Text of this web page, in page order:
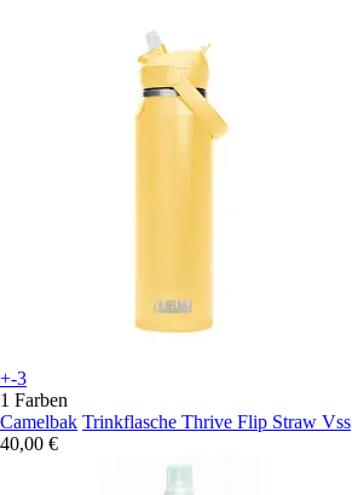
+-3
1 Farben
Camelbak Trinkflasche Thrive Flip Straw Vss
40,00 €